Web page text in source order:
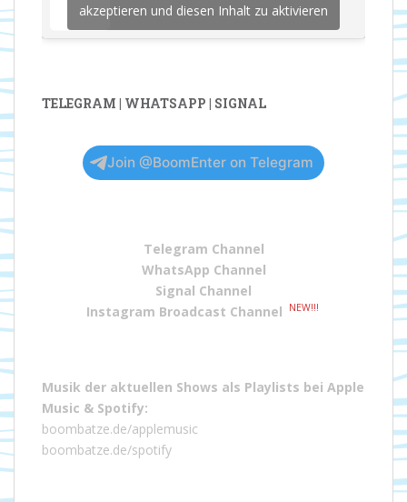
akzeptieren und diesen Inhalt zu aktivieren
TELEGRAM | WHATSAPP | SIGNAL
Join @BoomEnter on Telegram
Telegram Channel
WhatsApp Channel
Signal Channel
Instagram Broadcast Channel
NEW!!!
Musik der aktuellen Shows als Playlists bei Apple
Music & Spotify:
boombatze.de/applemusic
boombatze.de/spotify